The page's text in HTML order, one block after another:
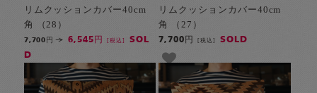
リムクッションカバー40cm
角 （28）
7,700円 6,545円[税込]
SOL
D
リムクッションカバー40cm
角 （27）
7,700円 [税込] SOLD